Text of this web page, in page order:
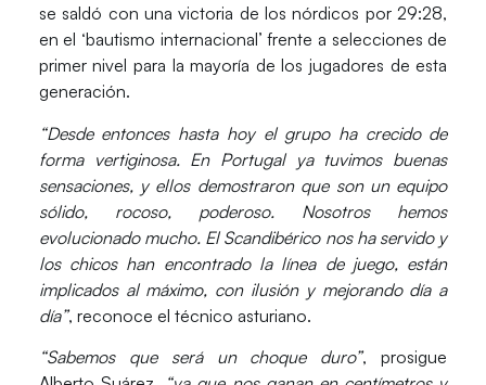
se saldó con una victoria de los nórdicos por 29:28,
en el ‘bautismo internacional’ frente a selecciones de
primer nivel para la mayoría de los jugadores de esta
generación.
“Desde entonces hasta hoy el grupo ha crecido de
forma vertiginosa. En Portugal ya tuvimos buenas
sensaciones, y ellos demostraron que son un equipo
sólido, rocoso, poderoso. Nosotros hemos
evolucionado mucho. El Scandibérico nos ha servido y
los chicos han encontrado la línea de juego, están
implicados al máximo, con ilusión y mejorando día a
día”, reconoce el técnico asturiano.
“Sabemos que será un choque duro”, prosigue